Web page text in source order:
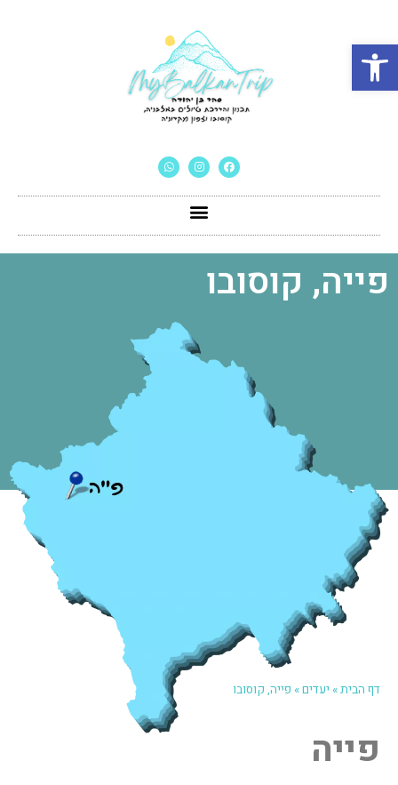
פתח סרגל נגישות
פייה, קוסובו
דף הבית» יעדים» פייה, קוסובו
פייה